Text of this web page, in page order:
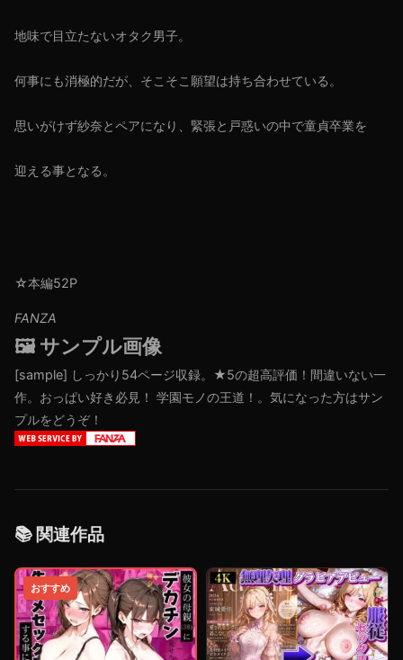
地味で目立たないオタク男子。
何事にも消極的だが、そこそこ願望は持ち合わせている。
思いがけず紗奈とペアになり、緊張と戸惑いの中で童貞卒業を
迎える事となる。
☆本編52P
FANZA
🖼️ サンプル画像
[sample] しっかり54ページ収録。★5の超高評価！間違いない一
作。おっぱい好き必見！ 学園モノの王道！。気になった方はサン
プルをどうぞ！
📚 関連作品
おすすめ